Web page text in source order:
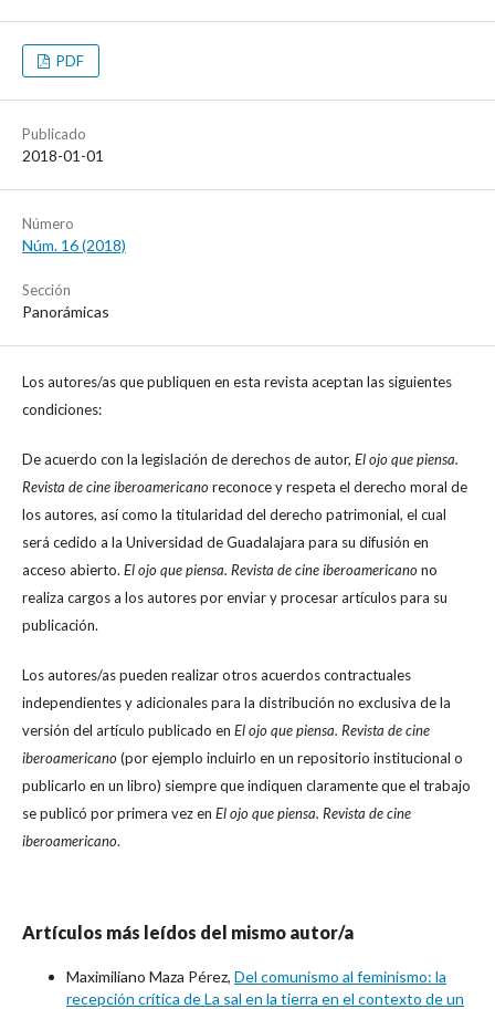
PDF
Publicado
2018-01-01
Número
Núm. 16 (2018)
Sección
Panorámicas
Los autores/as que publiquen en esta revista aceptan las siguientes
condiciones:
De acuerdo con la legislación de derechos de autor, El ojo que piensa.
Revista de cine iberoamericanoreconoce y respeta el derecho moral de
los autores, así como la titularidad del derecho patrimonial, el cual
será cedido a la Universidad de Guadalajara para su difusión en
acceso abierto. El ojo que piensa. Revista de cine iberoamericanono
realiza cargos a los autores por enviar y procesar artículos para su
publicación.
Los autores/as pueden realizar otros acuerdos contractuales
independientes y adicionales para la distribución no exclusiva de la
versión del artículo publicado en El ojo que piensa. Revista de cine
iberoamericano(por ejemplo incluirlo en un repositorio institucional o
publicarlo en un libro) siempre que indiquen claramente que el trabajo
se publicó por primera vez en El ojo que piensa. Revista de cine
iberoamericano.
Artículos más leídos del mismo autor/a
Maximiliano Maza Pérez, Del comunismo al feminismo: la
recepción crítica de La sal en la tierra en el contexto de un